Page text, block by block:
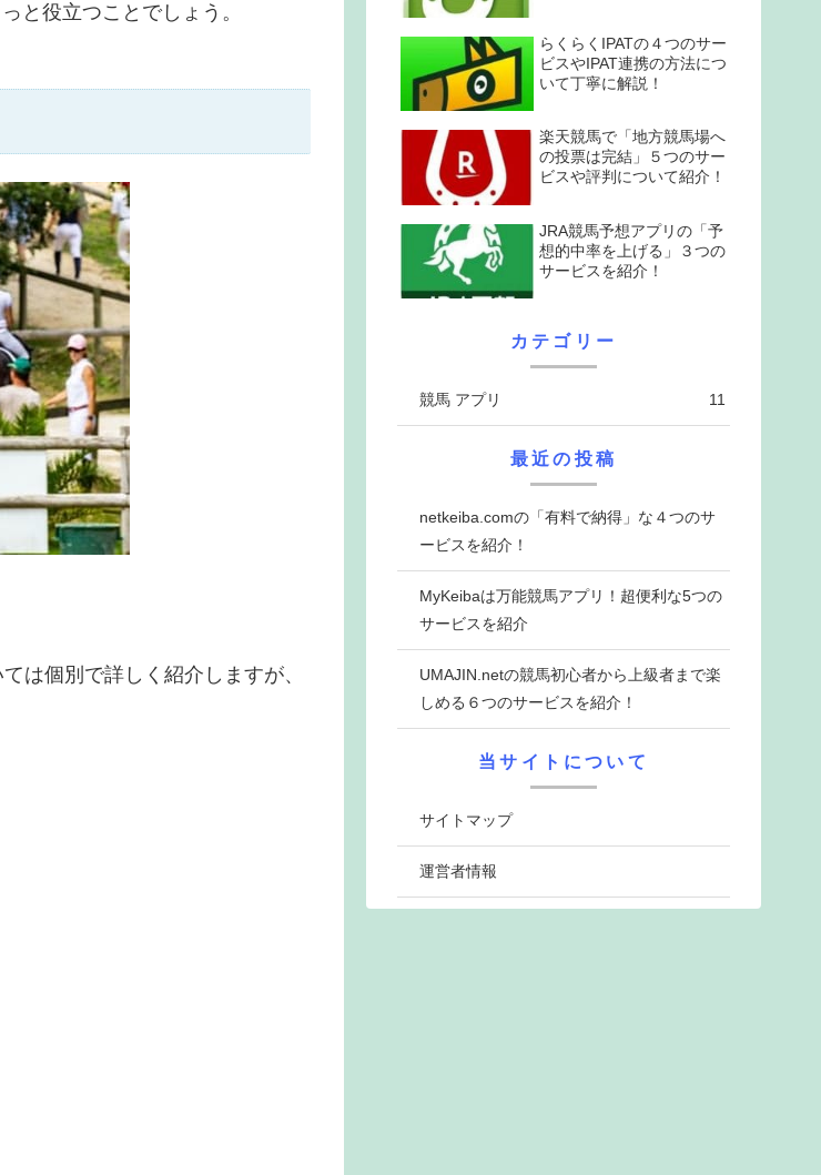
と役立つことでしょう。
は個別で詳しく紹介しますが、
らくらくIPATの４つのサー
ビスやIPAT連携の方法につ
いて丁寧に解説！
楽天競馬で「地方競馬場へ
の投票は完結」５つのサー
ビスや評判について紹介！
JRA競馬予想アプリの「予
想的中率を上げる」３つの
サービスを紹介！
カテゴリー
競馬 アプリ 11
最近の投稿
netkeiba.comの「有料で納得」な４つのサ
ービスを紹介！
MyKeibaは万能競馬アプリ！超便利な5つの
サービスを紹介
UMAJIN.netの競馬初心者から上級者まで楽
しめる６つのサービスを紹介！
当サイトについて
サイトマップ
運営者情報